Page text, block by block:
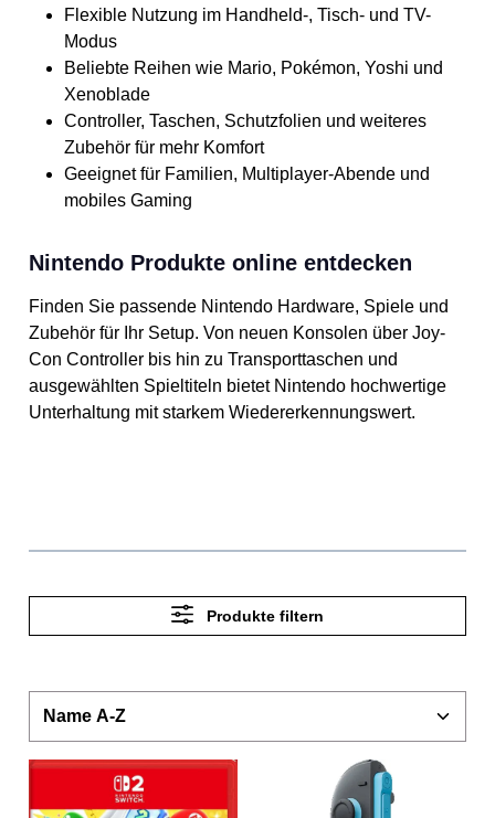
Flexible Nutzung im Handheld-, Tisch- und TV-
Modus
Beliebte Reihen wie Mario, Pokémon, Yoshi und
Xenoblade
Controller, Taschen, Schutzfolien und weiteres
Zubehör für mehr Komfort
Geeignet für Familien, Multiplayer-Abende und
mobiles Gaming
Nintendo Produkte online entdecken
Finden Sie passende Nintendo Hardware, Spiele und
Zubehör für Ihr Setup. Von neuen Konsolen über Joy-
Con Controller bis hin zu Transporttaschen und
ausgewählten Spieltiteln bietet Nintendo hochwertige
Unterhaltung mit starkem Wiedererkennungswert.
Produkte filtern